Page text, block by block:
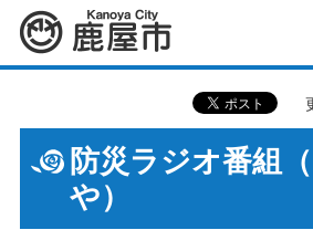
鹿屋市
防災ラジオ番組
や）